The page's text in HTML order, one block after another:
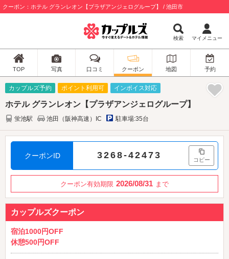
クーポン：ホテル グランレオン【プラザアンジェログループ】 / 池田市
検索 マイメニュー
TOP 写真 口コミ クーポン 地図 予約
カップルズ予約 ポイント利用可 インボイス対応
ホテル グランレオン【プラザアンジェログループ】
蛍池駅 池田（阪神高速）IC 駐車場:35台
クーポンID 3268-42473 コピー
クーポン有効期限 2026/08/31 まで
カップルズクーポン
宿泊1000円OFF
休憩500円OFF